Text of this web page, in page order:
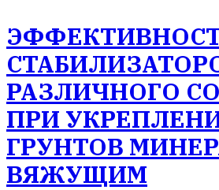
РАЗЛИЧНОГО
ПРИ
ГРУНТОВ
ВЯЖУЩИМ